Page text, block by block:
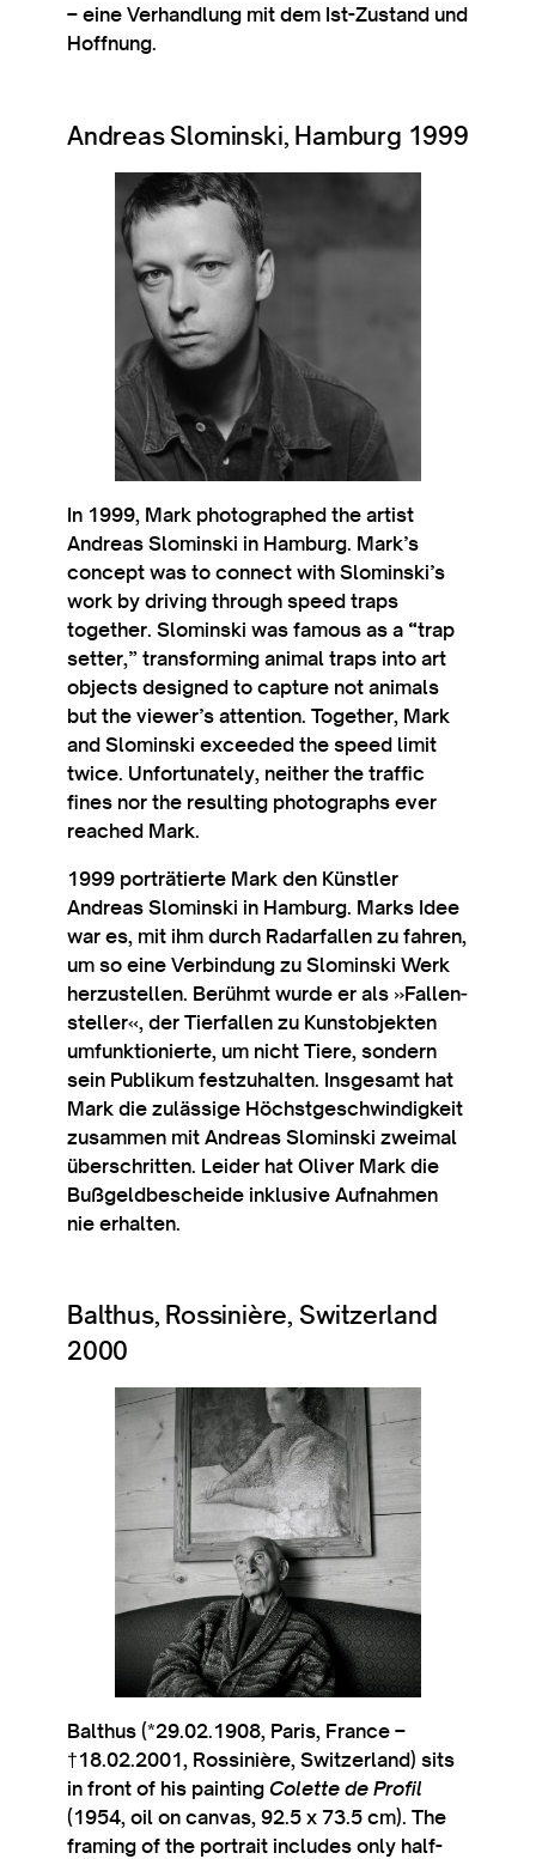
– eine Ver­hand­lung mit dem Ist-Zus­tand und
Hoffnung.
Andreas Slominski, Hamburg 1999
In 1999, Mark pho­to­graphed the artist
Andreas Slo­m­in­ski in Ham­burg. Mark’s
concept was to con­nect with Slominski’s
work by driv­ing through speed traps
togeth­er. Slo­m­in­ski was fam­ous as a “trap
set­ter,” trans­form­ing anim­al traps into art
objects designed to cap­ture not anim­als
but the viewer’s atten­tion. Togeth­er, Mark
and Slo­m­in­ski exceeded the speed lim­it
twice. Unfor­tu­nately, neither the traffic
fines nor the res­ult­ing pho­to­graphs ever
reached Mark.
1999 porträtierte Mark den Künst­ler
Andreas Slo­m­in­ski in Ham­burg. Marks Idee
war es, mit ihm durch Radar­fal­len zu fahren,
um so eine Ver­bindung zu Slo­m­in­ski Werk
herzus­tel­len. Ber­üh­mt wurde er als »Fallen­
steller«, der Tier­fal­len zu Kun­sto­b­jek­ten
umfunk­tionierte, um nicht Tiere, son­dern
sein Pub­likum festzuhal­ten. Insges­amt hat
Mark die zulässige Höch­st­geschwindigkeit
zusam­men mit Andreas Slo­m­in­ski zweim­al
über­s­ch­rit­ten. Leider hat Oliv­er Mark die
Buß­geld­bes­cheide inklus­ive Auf­nah­men
nie erhalten.
Balthus, Rossinière, Switzerland
2000
Balthus (*29.02.1908, Par­is, France –
†18.02.2001, Rossin­ière, Switzer­land) sits
in front of his paint­ingColette de Pro­fil
(1954, oil on can­vas, 92.5 x 73.5 cm). The
fram­ing of the por­trait includes only half-